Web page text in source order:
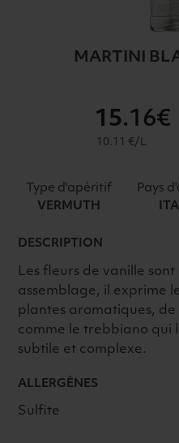
MARTINI
15.16€
10.11 €/L
Type d'apéritif
VERMUTH
Pays
DESCRIPTION
Les fleurs de vanille
assemblage, il exprime
plantes aromatiques, de
comme le trebbiano qui
subtile et complexe.
ALLERGÈNES
Sulfite